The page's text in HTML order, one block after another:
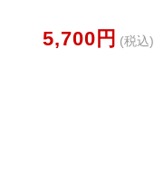
5,700円 (税込)